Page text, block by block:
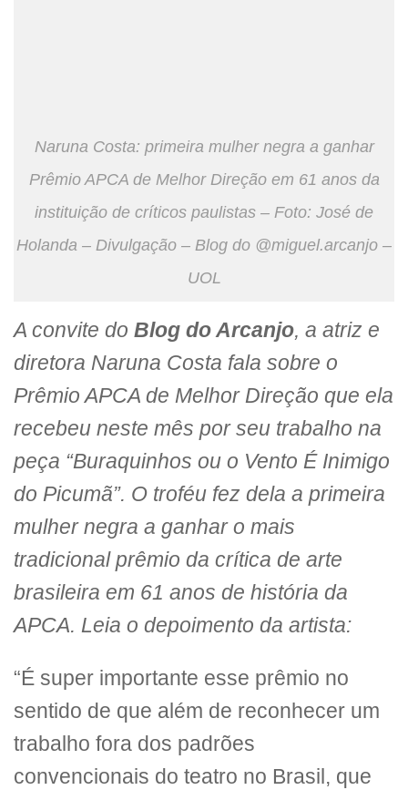
Naruna Costa: primeira mulher negra a ganhar
Prêmio APCA de Melhor Direção em 61 anos da
instituição de críticos paulistas – Foto: José de
Holanda – Divulgação – Blog do @miguel.arcanjo –
UOL
A convite do Blog do Arcanjo, a atriz e
diretora Naruna Costa fala sobre o
Prêmio APCA de Melhor Direção que ela
recebeu neste mês por seu trabalho na
peça “Buraquinhos ou o Vento É Inimigo
do Picumã”. O troféu fez dela a primeira
mulher negra a ganhar o mais
tradicional prêmio da crítica de arte
brasileira em 61 anos de história da
APCA. Leia o depoimento da artista:
“É super importante esse prêmio no
sentido de que além de reconhecer um
trabalho fora dos padrões
convencionais do teatro no Brasil, que